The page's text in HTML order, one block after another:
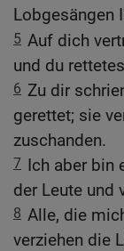
Lobgesängen
5 Auf dich
und du
6 Zu dir
gerettet; sie
zuschanden.
7 Ich aber bin
der Leute und
8 Alle, die
verziehen die